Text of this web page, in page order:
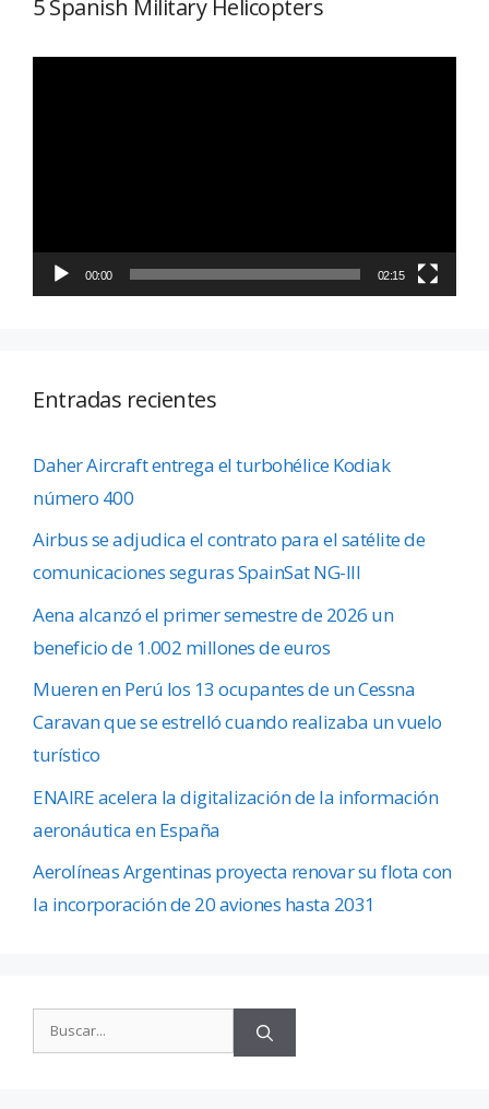
5 Spanish Military Helicopters
00:00 02:15
Entradas recientes
Daher Aircraft entrega el turbohélice Kodiak
número 400
Airbus se adjudica el contrato para el satélite de
comunicaciones seguras SpainSat NG-III
Aena alcanzó el primer semestre de 2026 un
beneficio de 1.002 millones de euros
Mueren en Perú los 13 ocupantes de un Cessna
Caravan que se estrelló cuando realizaba un vuelo
turístico
ENAIRE acelera la digitalización de la información
aeronáutica en España
Aerolíneas Argentinas proyecta renovar su flota con
la incorporación de 20 aviones hasta 2031